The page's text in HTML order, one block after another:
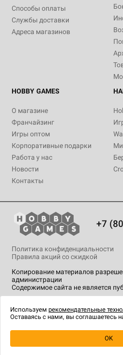
Способы оплаты
Службы доставки
Адреса магазинов
HOBBY GAMES
О магазине
Франчайзинг
Игры оптом
Корпоративные подарки
Работа у нас
Новости
Контакты
+7
Копирование материалов
администрации
Содержимое сайта не является
Политика конфиденциальности
Правила акций со скидкой
технологии .
Используем рекомендательные
Оставаясь с нами, вы соглашаетесь
OK